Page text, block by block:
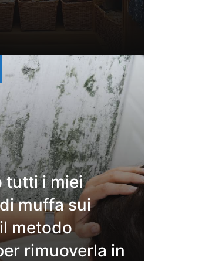
tutti i miei
muffa sui
metodo
rimuoverla in